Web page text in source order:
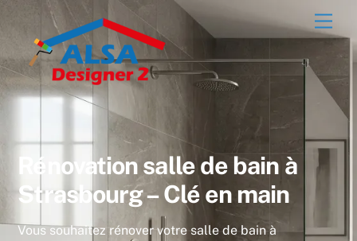
to
content
Rénovation salle de bain à
Strasbourg – Clé en main
Vous souhaitez rénover votre salle de bain à